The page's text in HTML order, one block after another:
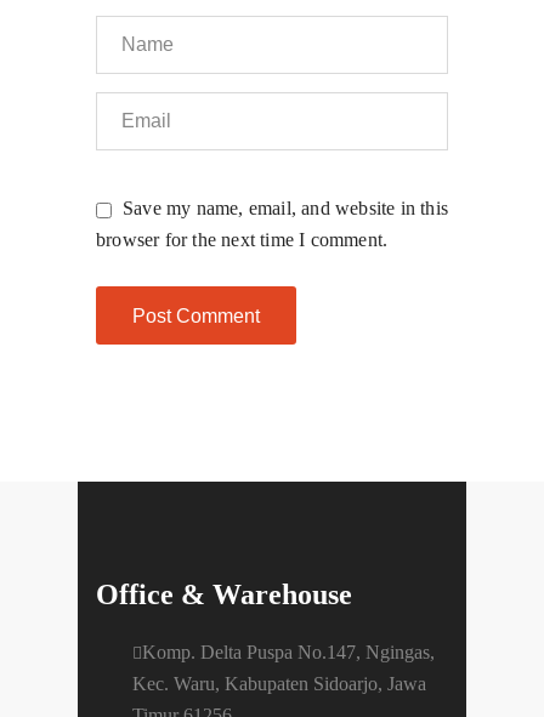
Save my name, email, and website in this
browser for the next time I comment.
Office & Warehouse
Komp. Delta Puspa No.147, Ngingas,
Kec. Waru, Kabupaten Sidoarjo, Jawa